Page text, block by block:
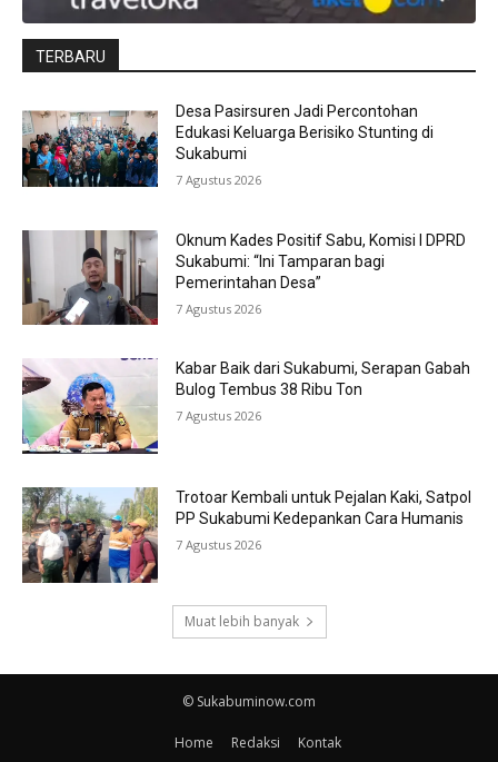
TERBARU
Desa Pasirsuren Jadi Percontohan
Edukasi Keluarga Berisiko Stunting di
Sukabumi
7 Agustus 2026
Oknum Kades Positif Sabu, Komisi I DPRD
Sukabumi: “Ini Tamparan bagi
Pemerintahan Desa”
7 Agustus 2026
Kabar Baik dari Sukabumi, Serapan Gabah
Bulog Tembus 38 Ribu Ton
7 Agustus 2026
Trotoar Kembali untuk Pejalan Kaki, Satpol
PP Sukabumi Kedepankan Cara Humanis
7 Agustus 2026
Muat lebih banyak
© Sukabuminow.com
Home Redaksi Kontak